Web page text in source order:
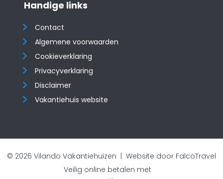
Handige links
Contact
Algemene voorwaarden
Cookieverklaring
Privacyverklaring
Disclaimer
Vakantiehuis website
© 2026 Vilando Vakantiehuizen | Website door FalcoTravel
Veilig online betalen met